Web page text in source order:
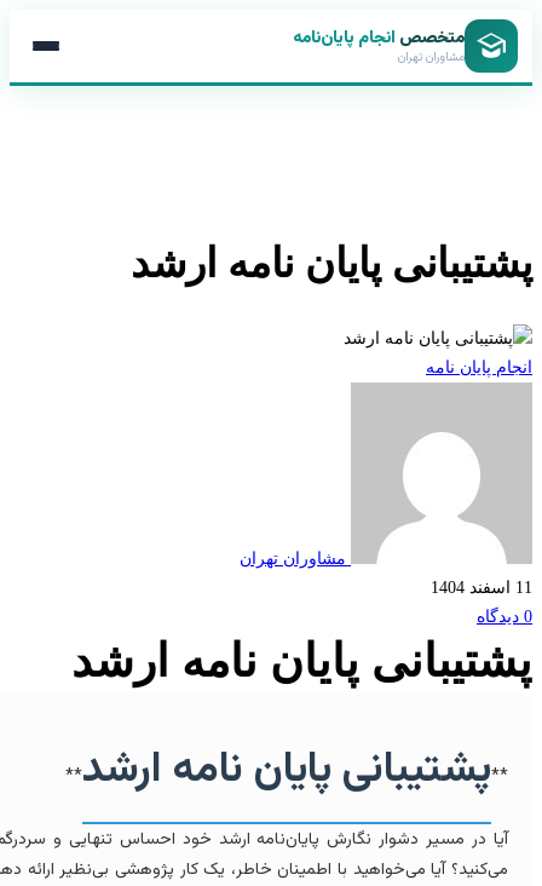
متخصصانجام پایان‌نامه
مشاوران تهران
پایان نامه ارشد
پایان نامه
مشاوران تهران
پایان نامه ارشد
پشتیبانی پایان نامه ارشد**
در مسیر دشوار نگارش پایان‌نامه ارشد خود احساس تنهایی و سردرگمی
آیا می‌خواهید با اطمینان خاطر، یک کار پژوهشی بی‌نظیر ارائه دهید